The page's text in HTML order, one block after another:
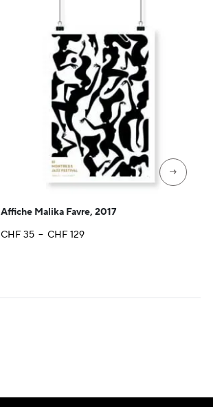
→
Affiche Malika Favre, 2017
CHF35 – CHF129Plage